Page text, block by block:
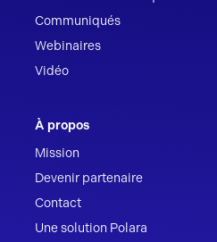
Communiqués
Webinaires
Vidéo
À propos
Mission
Devenir partenaire
Contact
Une solution Polara